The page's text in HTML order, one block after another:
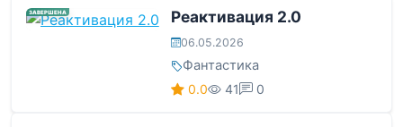
ЗАВЕРШЕНА Реактивация 2.0
06.05.2026
Фантастика
0.0 41 0